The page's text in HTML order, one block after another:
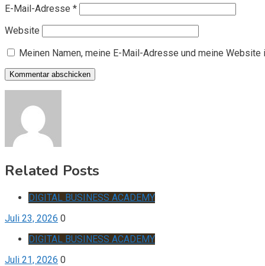
E-Mail-Adresse *
Website
Meinen Namen, meine E-Mail-Adresse und meine
Related Posts
DIGITAL BUSINESS ACADEMY
Juli 23, 2026 0
DIGITAL BUSINESS ACADEMY
Juli 21, 2026 0